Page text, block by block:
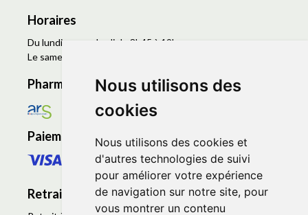
Nous utilisons des
cookies
Nous utilisons des cookies et
d'autres technologies de suivi
pour améliorer votre expérience
de navigation sur notre site, pour
vous montrer un contenu
Horaires
Du lundi au vendredi de 8h45 à 19h
Le samedi de 9h à 19h
Pharmacie en ligne agréée
Paiement sécurisé
Retrait - Livraison